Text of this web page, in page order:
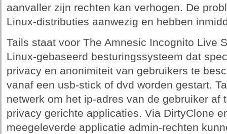
aanvaller zijn rechten kan verhogen. De
Linux-distributies aanwezig en hebben
Tails staat voor The Amnesic Incognito Live
Linux-gebaseerd besturingssysteem dat
privacy en anonimiteit van gebruikers te
vanaf een usb-stick of dvd worden gestart.
netwerk om het ip-adres van de gebruiker af
privacy gerichte applicaties. Via DirtyClone
meegeleverde applicatie admin-rechten